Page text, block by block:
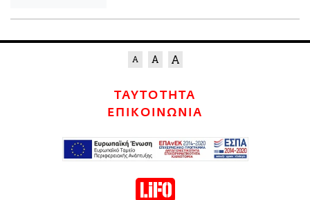
ΤΑΥΤΟΤΗΤΑ
ΕΠΙΚΟΙΝΩΝΙΑ